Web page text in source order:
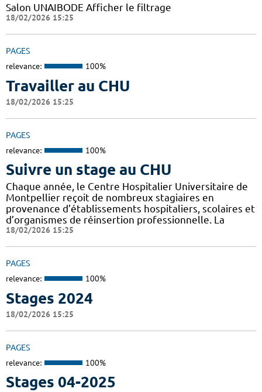
Salon UNAIBODE Afficher le filtrage
18/02/2026 15:25
PAGES
relevance: 100%
Travailler au CHU
18/02/2026 15:25
PAGES
relevance: 100%
Suivre un stage au CHU
Chaque année, le Centre Hospitalier Universitaire de
Montpellier reçoit de nombreux stagiaires en
provenance d’établissements hospitaliers, scolaires et
d’organismes de réinsertion professionnelle. La
18/02/2026 15:25
PAGES
relevance: 100%
Stages 2024
18/02/2026 15:25
PAGES
relevance: 100%
Stages 04-2025